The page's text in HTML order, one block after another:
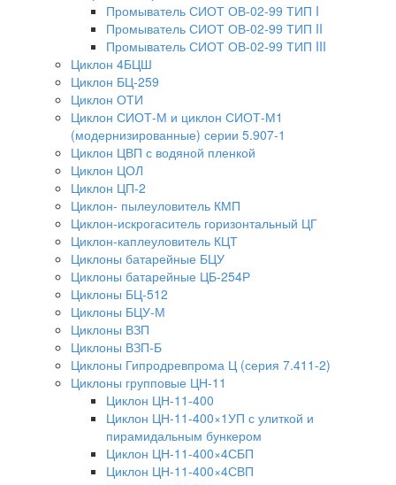
Промыватель СИОТ ОВ-02-99 ТИП I
Промыватель СИОТ ОВ-02-99 ТИП II
Промыватель СИОТ ОВ-02-99 ТИП III
Циклон 4БЦШ
Циклон БЦ-259
Циклон ОТИ
Циклон СИОТ-М и циклон СИОТ-М1
(модернизированные) серии 5.907-1
Циклон ЦВП с водяной пленкой
Циклон ЦОЛ
Циклон ЦП-2
Циклон- пылеуловитель КМП
Циклон-искрогаситель горизонтальный ЦГ
Циклон-каплеуловитель КЦТ
Циклоны батарейные БЦУ
Циклоны батарейные ЦБ-254Р
Циклоны БЦ-512
Циклоны БЦУ-М
Циклоны ВЗП
Циклоны ВЗП-Б
Циклоны Гипродревпрома Ц (серия 7.411-2)
Циклоны групповые ЦН-11
Циклон ЦН-11-400
Циклон ЦН-11-400×1УП с улиткой и
пирамидальным бункером
Циклон ЦН-11-400×4СБП
Циклон ЦН-11-400×4СВП